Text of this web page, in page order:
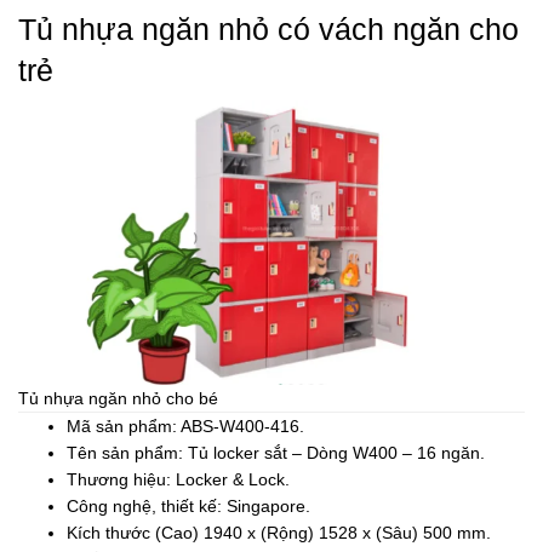
Tủ nhựa ngăn nhỏ có vách ngăn cho
trẻ
Tủ nhựa ngăn nhỏ cho bé
Mã sản phẩm: ABS-W400-416.
Tên sản phẩm: Tủ locker sắt – Dòng W400 – 16 ngăn.
Thương hiệu: Locker & Lock.
Công nghệ, thiết kế: Singapore.
Kích thước (Cao) 1940 x (Rộng) 1528 x (Sâu) 500 mm.